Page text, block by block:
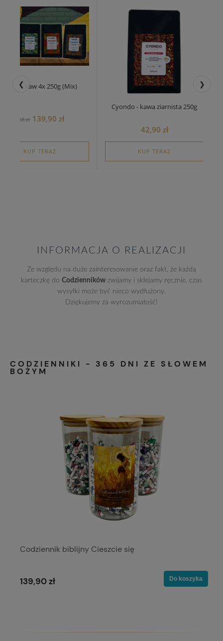
❮ ❯
Zestaw kaw 4x 250g (Mix)
168 zł 139,90 zł
KUP TERAZ
Cyondo - kawa ziarnista 250g
42,90 zł
KUP TERAZ
INFORMACJA O REALIZACJI
Ze względu na duże zainteresowanie oraz fakt, że każdą
karteczkę do Codzienników zwijamy i sklejamy ręcznie, czas
wysyłki może być nieco wydłużony.
Dziękujemy za wyrozumiałość!
CODZIENNIKI - 365 DNI ZE SŁOWEM
BOŻYM
Codziennik biblijny Cieszcie się
139,90 zł Do koszyka